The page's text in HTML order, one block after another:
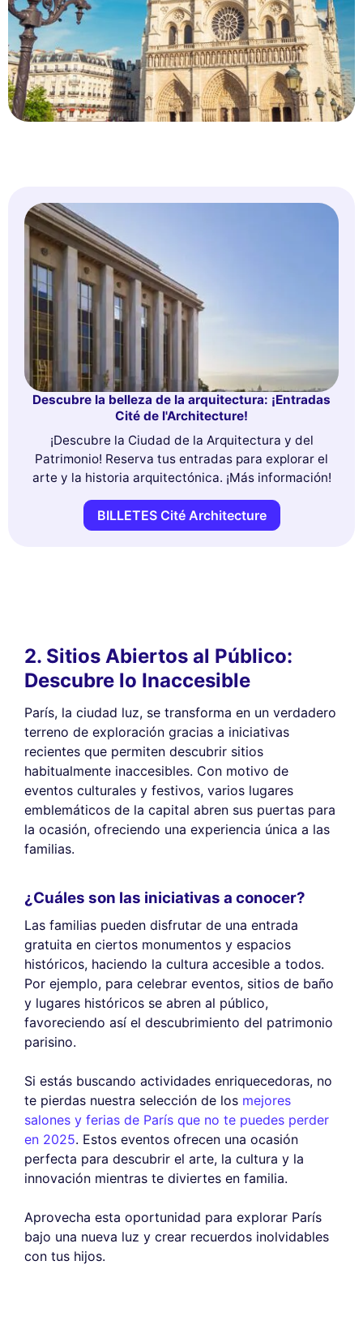
Descubre la belleza de la arquitectura: ¡Entradas
Cité de l'Architecture!
¡Descubre la Ciudad de la Arquitectura y del
Patrimonio! Reserva tus entradas para explorar el
arte y la historia arquitectónica. ¡Más información!
BILLETES Cité Architecture
2. Sitios Abiertos al Público:
Descubre lo Inaccesible
París, la ciudad luz, se transforma en un verdadero
terreno de exploración gracias a iniciativas
recientes que permiten descubrir sitios
habitualmente inaccesibles. Con motivo de
eventos culturales y festivos, varios lugares
emblemáticos de la capital abren sus puertas para
la ocasión, ofreciendo una experiencia única a las
familias.
¿Cuáles son las iniciativas a conocer?
Las familias pueden disfrutar de una entrada
gratuita en ciertos monumentos y espacios
históricos, haciendo la cultura accesible a todos.
Por ejemplo, para celebrar eventos, sitios de baño
y lugares históricos se abren al público,
favoreciendo así el descubrimiento del patrimonio
parisino.
Si estás buscando actividades enriquecedoras, no
te pierdas nuestra selección de los mejores
salones y ferias de París que no te puedes perder
en 2025. Estos eventos ofrecen una ocasión
perfecta para descubrir el arte, la cultura y la
innovación mientras te diviertes en familia.
Aprovecha esta oportunidad para explorar París
bajo una nueva luz y crear recuerdos inolvidables
con tus hijos.